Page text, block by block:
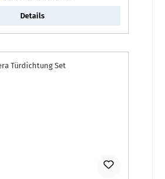
Details